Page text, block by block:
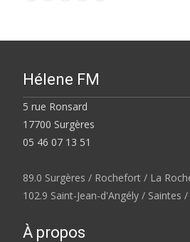
Hélene FM
5 rue Ronsard
17700 Surgères
05 46 07 13 51
89.0 Surgères / Rochefort / La
102.9 Saint-Jean-d'Angély / Saintes
À propos